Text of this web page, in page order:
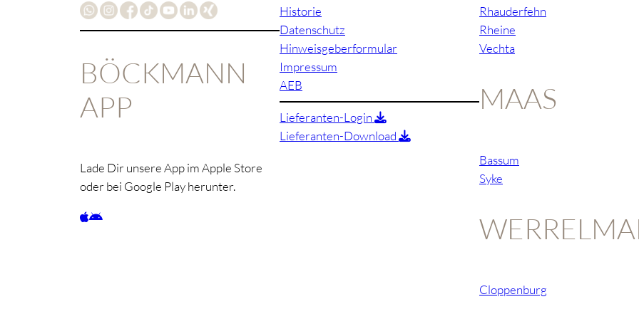
BÖCKMANN
APP
Lade Dir unsere App im Apple Store
oder bei Google Play herunter.
Historie
Datenschutz
Hinweisgeberformular
Impressum
AEB
Lieferanten-Login
Lieferanten-Download
Rhauderfehn
Rheine
Vechta
MAAS
Bassum
Syke
Cloppenburg